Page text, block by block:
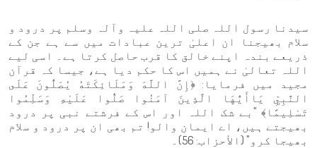
سیدنا رسول اللہ صلی اللہ علیہ وآلہ وسلم پر درود و
سلام بھیجنا ان اعلیٰ ترین عبادات میں سے ہے جن کے
ذریعے بندہ اپنے خالق کا قرب حاصل کرتا ہے۔ اسی لیے
اللہ تعالیٰ نے ہمیں اس کا حکم دیا ہے، جیسا کہ قرآن
مجید میں فرمایا: ﴿إِنَّ اللَّهَ وَمَلَائِكَتَهُ يُصَلُّونَ عَلَى
النَّبِيِّ يَاأَيُّهَا الَّذِينَ آمَنُوا صَلُّوا عَلَيْهِ وَسَلِّمُوا
تَسْلِيمًا﴾ "بے شک اللہ اور اس کے فرشتے نبی پر درود
بھیجتے ہیں، اے ایمان والو! تم بھی ان پر درود و سلام
بھیجا کرو" (الأحزاب: 56)۔